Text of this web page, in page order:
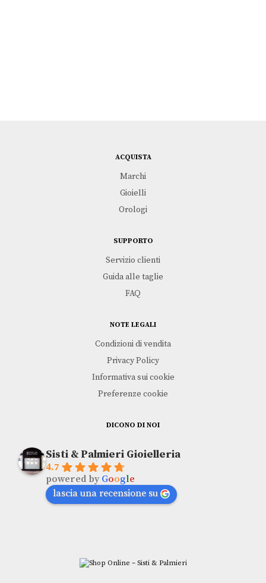
ACQUISTA
Marchi
Gioielli
Orologi
SUPPORTO
Servizio clienti
Guida alle taglie
FAQ
NOTE LEGALI
Condizioni di vendita
Privacy Policy
Informativa sui cookie
Preferenze cookie
DICONO DI NOI
Sisti & Palmieri Gioielleria
4.7
powered by Google
lascia una recensione su